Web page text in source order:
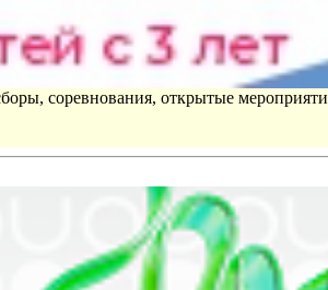
соревнования, открытые